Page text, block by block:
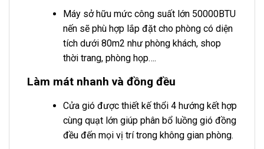
Máy sở hữu mức công suất lớn 50000BTU
nến sẽ phù hợp lắp đặt cho phòng có diện
tích dưới 80m2 như phòng khách, shop
thời trang, phòng họp….
Làm mát nhanh và đồng đều
Cửa gió được thiết kế thổi 4 hướng kết hợp
cùng quạt lớn giúp phân bổ luồng gió đồng
đều đến mọi vị trí trong không gian phòng.